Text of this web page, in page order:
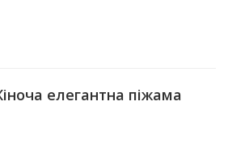
елегантна піжама